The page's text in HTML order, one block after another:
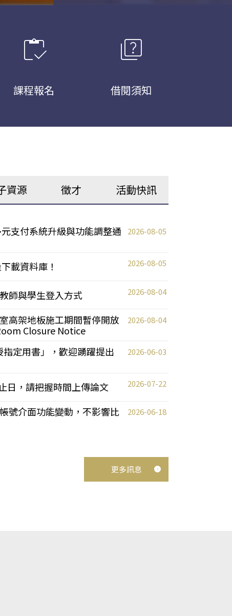
inventory
課程報名
quiz
借閱須知
資源 徵才 活動快訊
元支付系統升級與功能調整通
2026-08-05
載資料庫！ 2026-08-05
師與學生登入方式 2026-08-04
高架地板施工期間暫停開放
Closure Notice
2026-08-04
定用書」，歡迎踴躍提出
2026-06-03
日，請把握時間上傳論文 2026-07-22
號介面功能變動，不影響比
2026-06-18
更多訊息